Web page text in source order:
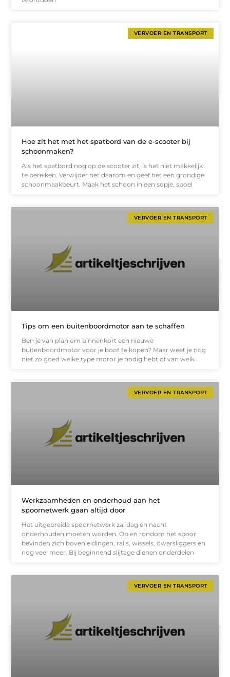
VERVOER EN TRANSPORT
Hoe zit het met het spatbord van de e-scooter bij
schoonmaken?
Als het spatbord nog op de scooter zit, is het niet makkelijk
te bereiken. Verwijder het daarom en geef het een grondige
schoonmaakbeurt. Maak het schoon in een sopje, spoel
VERVOER EN TRANSPORT
Tips om een buitenboordmotor aan te schaffen
Ben je van plan om binnenkort een nieuwe
buitenboordmotor voor je boot te kopen? Maar weet je nog
niet zo goed welke type motor je nodig hebt of van welk
VERVOER EN TRANSPORT
Werkzaamheden en onderhoud aan het
spoornetwerk gaan altijd door
Het uitgebreide spoornetwerk zal dag en nacht
onderhouden moeten worden. Op en rondom het spoor
bevinden zich bovenleidingen, rails, wissels, dwarsliggers en
nog veel meer. Bij beginnend slijtage dienen onderdelen
VERVOER EN TRANSPORT